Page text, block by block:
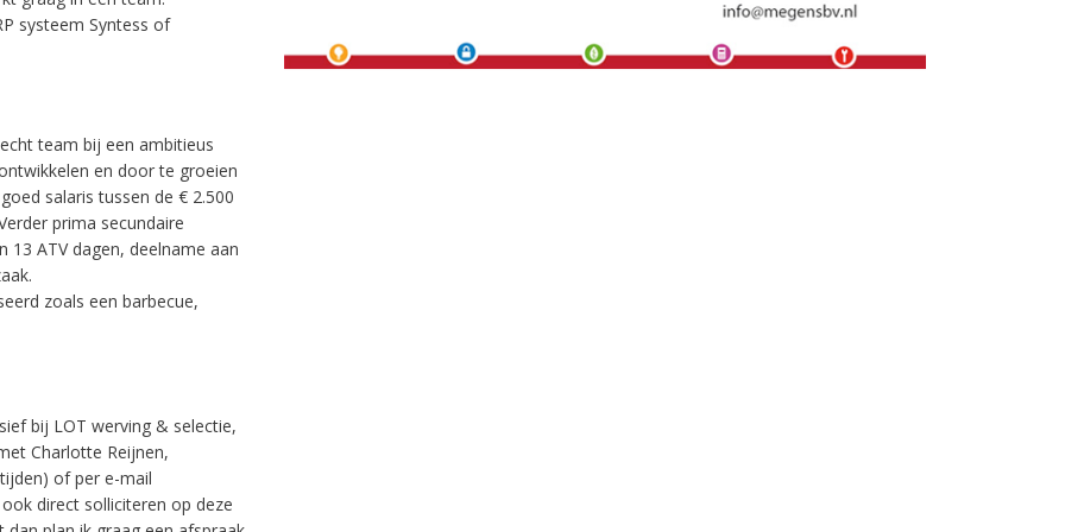
systeem Syntess of
team bij een ambitieus
en door te groeien
salaris tussen de € 2.500
prima secundaire
13 ATV dagen, deelname aan
zoals een barbecue,
bij LOT werving & selectie,
Charlotte Reijnen,
of per e-mail
direct solliciteren op deze